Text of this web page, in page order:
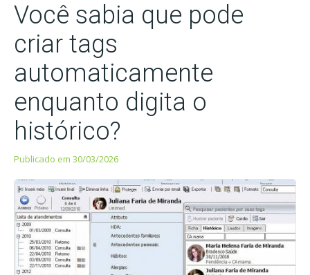
Você sabia que pode
criar tags
automaticamente
enquanto digita o
histórico?
Publicado em 30/03/2026